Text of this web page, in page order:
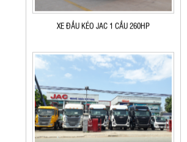
XE ĐẦU KÉO JAC 1 CẦU 260HP